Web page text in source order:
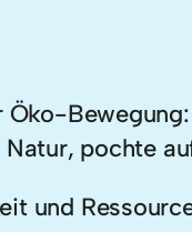
pochte
und